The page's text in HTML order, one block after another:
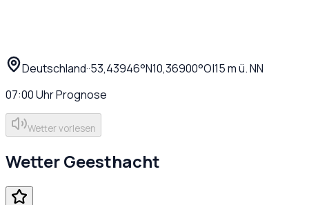
Deutschland··53,43946°N10,36900°O|15m ü. NN
07:00UhrPrognose
Wetter vorlesen
WetterGeesthacht